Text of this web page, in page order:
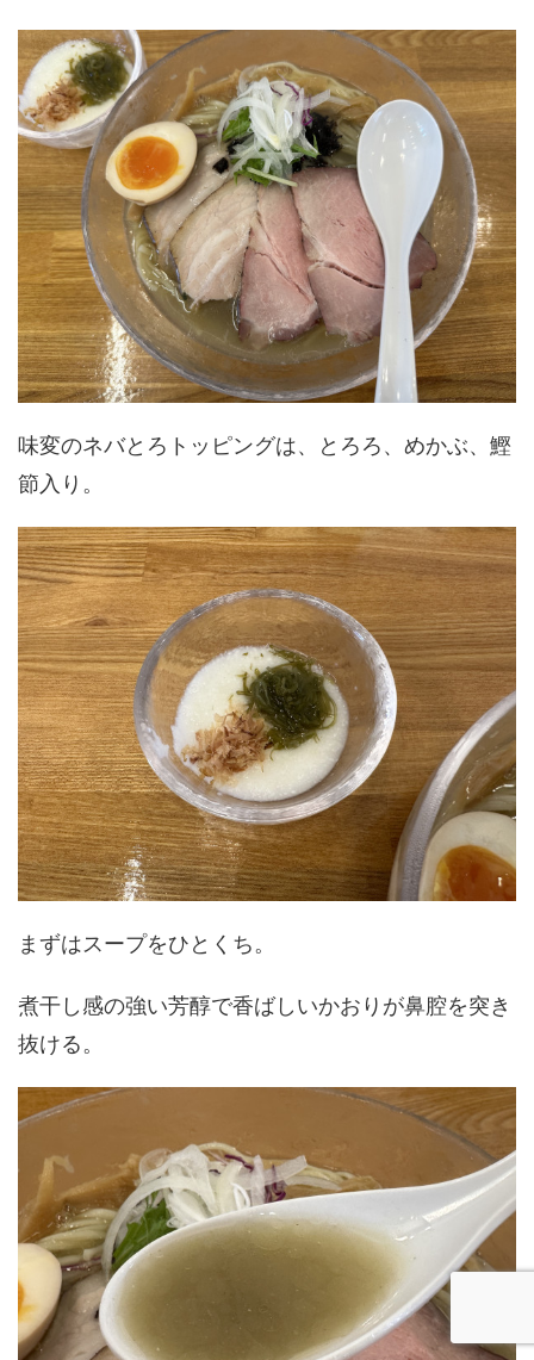
味変のネバとろトッピングは、とろろ、めかぶ、鰹
節入り。
まずはスープをひとくち。
煮干し感の強い芳醇で香ばしいかおりが鼻腔を突き
抜ける。